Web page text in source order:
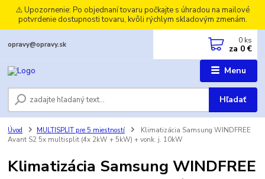
⚠️ Upozornenie: Po objednaní tovaru počkajte s úhradou na mailové
potvrdenie dostupnosti tovaru, kvôli rýchlym skladovým zmenám.
Menu
Hľadať
opravy@opravy.sk 0 ks
za 0 €
Úvod MULTISPLIT pre 5 miestností
Klimatizácia Samsung WINDFREE
Avant S2 5x multisplit (4x 2kW + 5kW) + vonk. j. 10kW
Klimatizácia Samsung WINDFREE